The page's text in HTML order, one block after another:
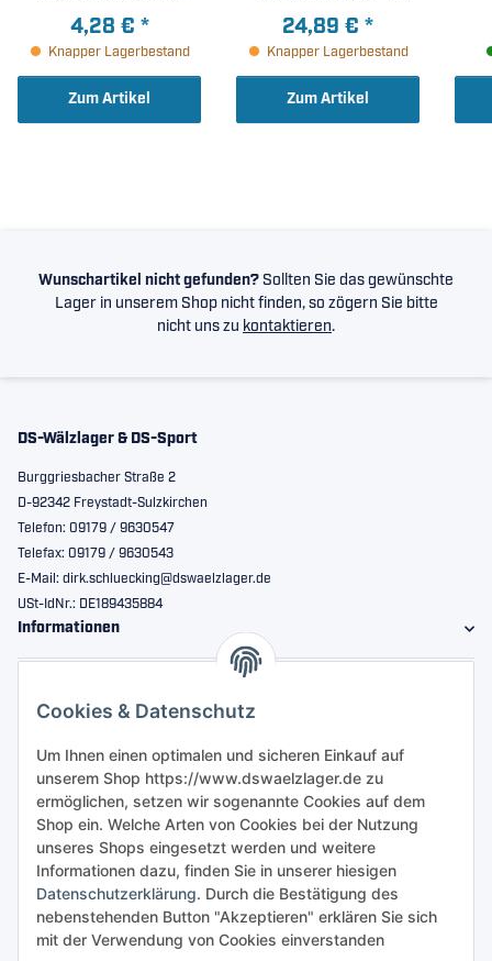
Cookies & Datenschutz
Um Ihnen einen optimalen und sicheren Einkauf auf
unserem Shop https://www.dswaelzlager.de zu
ermöglichen, setzen wir sogenannte Cookies auf dem
Shop ein. Welche Arten von Cookies bei der Nutzung
unseres Shops eingesetzt werden und weitere
Informationen dazu, finden Sie in unserer hiesigen
Datenschutzerklärung. Durch die Bestätigung des
nebenstehenden Button "Akzeptieren" erklären Sie sich
mit der Verwendung von Cookies einverstanden
Lagerluft C3 ( 15x32x9mm
)
4,28 € *
Knapper Lagerbestand
Zum Artikel
beidseitig reibungsgarme
Dichtscheiben, mittlere
Vorspannung, 15x32x9mm
24,89 € *
Knapper Lagerbestand
Zum Artikel
Wunschartikel nicht gefunden? Sollten Sie das gewünschte
Lager in unserem Shop nicht finden, so zögern Sie bitte
nicht uns zu kontaktieren.
DS-Wälzlager & DS-Sport
Burggriesbacher Straße 2
D-92342 Freystadt-Sulzkirchen
Telefon: 09179 / 9630547
Telefax: 09179 / 9630543
E-Mail: dirk.schluecking@dswaelzlager.de
USt-IdNr.: DE189435884
Informationen
Sicher bestellen